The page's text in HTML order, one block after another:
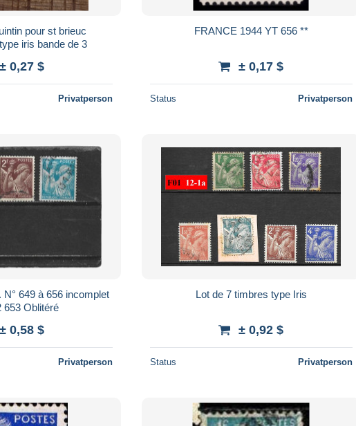
pour st brieuc
iris bande de 3
± 0,27 $
Privatperson
FRANCE 1944 YT 656 **
± 0,17 $
Status Privatperson
650 652 653 Oblitéré
± 0,58 $
Privatperson
Lot de 7 timbres type Iris
± 0,92 $
Status Privatperson